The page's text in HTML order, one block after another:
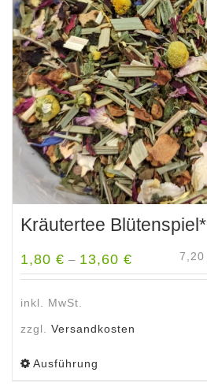
Kräutertee Blütenspiel*
1,80 € – 13,60 € 7,20
inkl. MwSt.
zzgl. Versandkosten
Ausführung